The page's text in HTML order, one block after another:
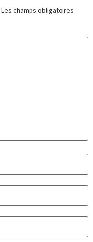
Les champs obligatoires